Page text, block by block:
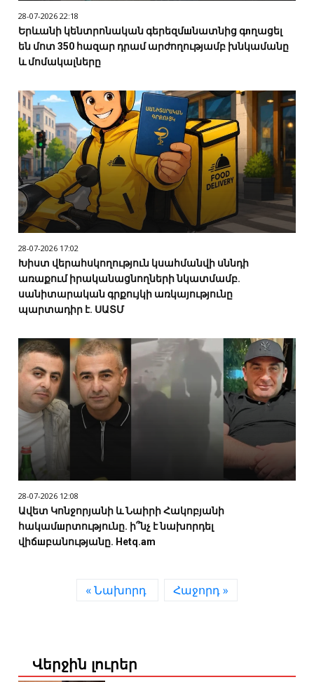
28-07-2026 22:18
Երևանի կենտրոնական գերեզմшնատնից գnղացել
են մոտ 350 հազար դրամ արժողությամբ խնկամանը
և մոմակալները
28-07-2026 17:02
Խիստ վերահսկողություն կսահմանվի սննդի
առաքում իրականացնողների նկատմամբ.
սանիտարական գրքույկի առկայությունը
պարտադիր է. ՍԱՏՄ
28-07-2026 12:08
Ավետ Կոնջորյանի և Նաիրի Հակոբյանի
հակամшրտությունը. ի՞նչ է նախորդել
վիճшբանությանը. Hetq.am
« Նախորդ Հաջորդ »
Վերջին լուրեր